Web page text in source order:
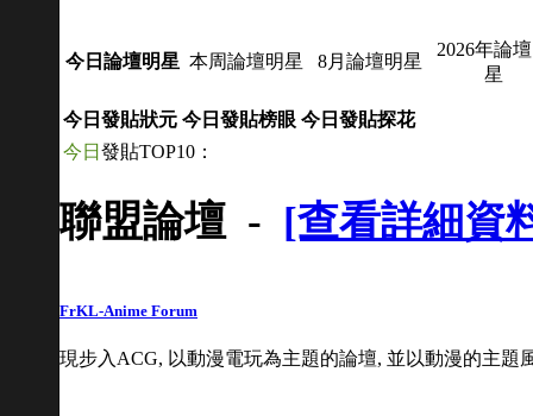
今日論壇明星 本周論壇明星 8月論壇明星
2026年論
星
今日發貼狀元 今日發貼榜眼 今日發貼探花
今日 發貼TOP10：
聯盟論壇 - [查看詳細資
FrKL-Anime Forum
現步入ACG, 以動漫電玩為主題的論壇, 並以動漫的主題